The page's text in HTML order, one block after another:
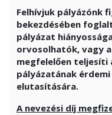
Felhívjuk pályázónk
bekezdésében
pályázat
orvosolhatók, vagy
megfelelően teljesíti
pályázatának
elutasítására.
A nevezési díj